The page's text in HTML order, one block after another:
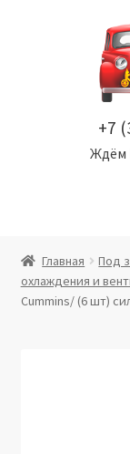
содержимому
+7
Ждём
Витрина
Главная Под
охлаждения и
Cummins/ (6 шт)